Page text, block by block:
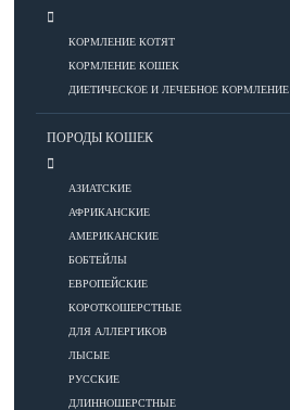
КОРМЛЕНИЕ КОТЯТ
КОРМЛЕНИЕ КОШЕК
ДИЕТИЧЕСКОЕ И ЛЕЧЕБНОЕ КОРМЛЕНИЕ
ПОРОДЫ КОШЕК
АЗИАТСКИЕ
АФРИКАНСКИЕ
АМЕРИКАНСКИЕ
БОБТЕЙЛЫ
ЕВРОПЕЙСКИЕ
КОРОТКОШЕРСТНЫЕ
ДЛЯ АЛЛЕРГИКОВ
ЛЫСЫЕ
РУССКИЕ
ДЛИННОШЕРСТНЫЕ
Аксессуары для ухода
Гигиена
Уход за шерстью
Корма премиум класса
Корма супер-премиум класса
Корма холистик класса
Корма эконом класса